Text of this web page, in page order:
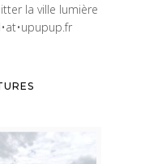
la ville lumière